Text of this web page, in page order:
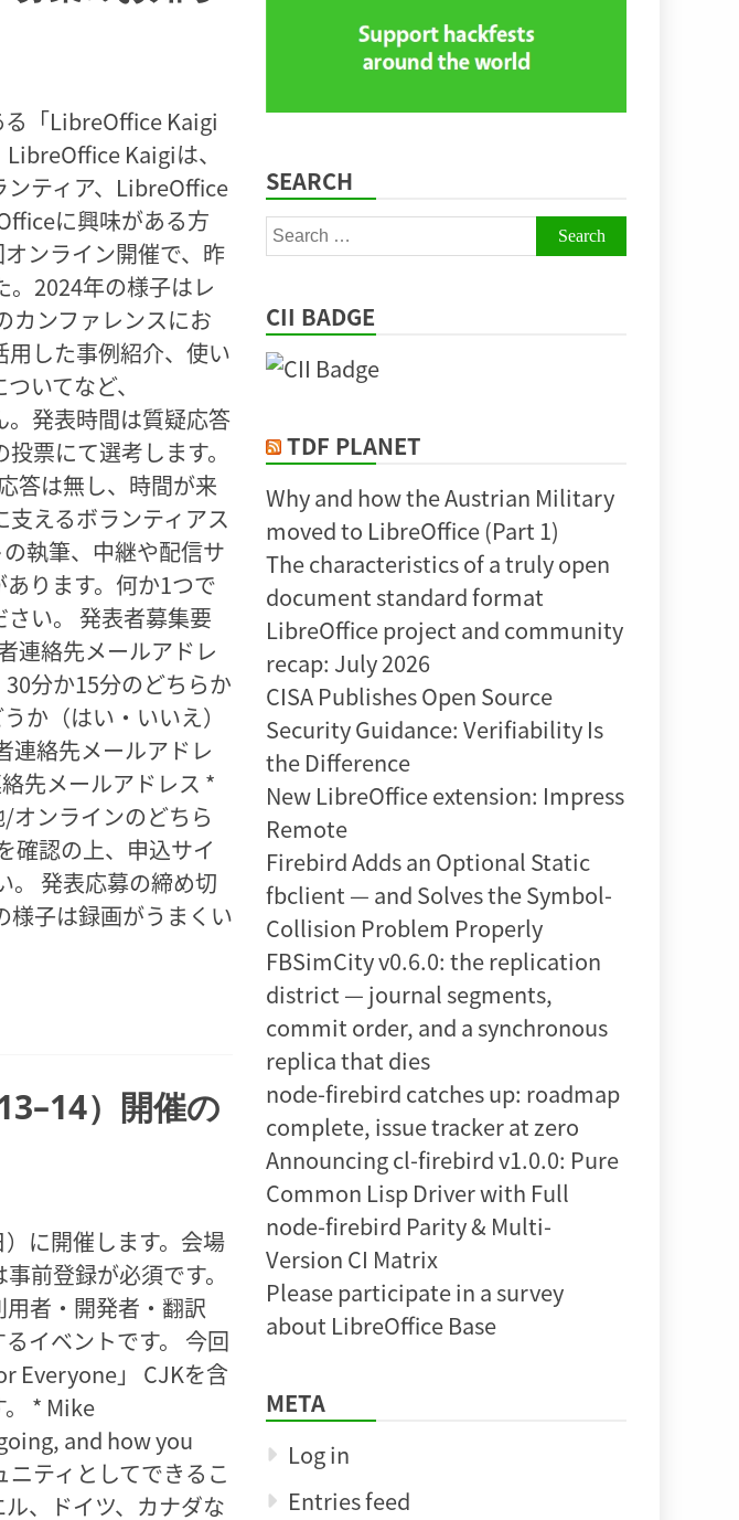
「LibreOffice Kaigi
Kaigiは、
ティア、LibreOffice
に興味がある方
ンライン開催で、昨
2024年の様子はレ
カンファレンスにお
した事例紹介、使い
いてなど、
発表時間は質疑応答
票にて選考します。
答は無し、時間が来
えるボランティアス
執筆、中継や配信サ
ります。何か1つで
い。 発表者募集要
連絡先メールアドレ
分か15分のどちらか
か（はい・いいえ）
連絡先メールアドレ
先メールアドレス *
オンラインのどちら
確認の上、申込サイ
発表応募の締め切
様子は録画がうまくい
）開催の
に開催します。会場
前登録が必須です。
者・開発者・翻訳
イベントです。 今回
Everyone」 CJKを含
* Mike
and how you
ティとしてできるこ
、ドイツ、カナダな
SEARCH
Search
for:
CII BADGE
TDF PLANET
Why and how the Austrian Military
moved to LibreOffice (Part 1)
The characteristics of a truly open
document standard format
LibreOffice project and community
recap: July 2026
CISA Publishes Open Source
Security Guidance: Verifiability Is
the Difference
New LibreOffice extension: Impress
Remote
Firebird Adds an Optional Static
fbclient — and Solves the Symbol-
Collision Problem Properly
FBSimCity v0.6.0: the replication
district — journal segments,
commit order, and a synchronous
replica that dies
node-firebird catches up: roadmap
complete, issue tracker at zero
Announcing cl-firebird v1.0.0: Pure
Common Lisp Driver with Full
node-firebird Parity & Multi-
Version CI Matrix
Please participate in a survey
about LibreOffice Base
META
Log in
Entries feed